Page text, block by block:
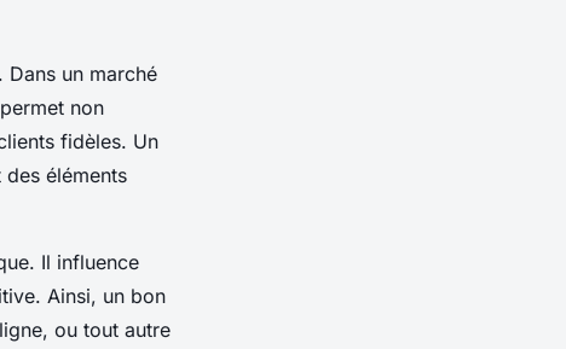
un marché
non
fidèles. Un
éléments
Il influence
Ainsi, un bon
ou tout autre